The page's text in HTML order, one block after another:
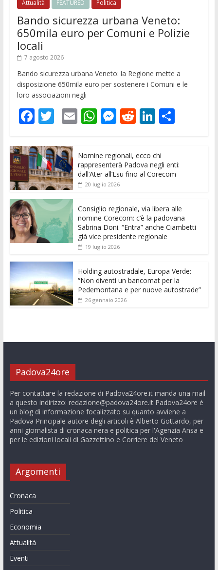
Attualità FEATURED Politica
Bando sicurezza urbana Veneto:
650mila euro per Comuni e Polizie
locali
7 agosto 2026
Bando sicurezza urbana Veneto: la Regione mette a
disposizione 650mila euro per sostenere i Comuni e le
loro associazioni negli
F
e
b
o
o
k
T
itt
er
E
l
W
s
A
p
p
M
ss
e
n
er
R
di
t
Li
k
e
dI
C
di
vi
Nomine regionali, ecco chi
rappresenterà Padova negli enti:
dall’Ater all’Esu fino al Corecom
20 luglio 2026
Consiglio regionale, via libera alle
nomine Corecom: c’è la padovana
Sabrina Doni. “Entra” anche Ciambetti
già vice presidente regionale
19 luglio 2026
Holding autostradale, Europa Verde:
“Non diventi un bancomat per la
Pedemontana e per nuove autostrade”
26 gennaio 2026
Padova24ore
Per contattare la redazione di Padova24ore.it manda una mail
a questo indirizzo: redazione@padova24ore.itPadova24ore è
un blog di informazione focalizzato su quanto avviene a
Padova Principale autore degli articoli è Alberto Gottardo, per
anni giornalista di cronaca nera e politica per l'Agenzia Ansa e
per le edizioni locali di Gazzettino e Corriere del Veneto
Argomenti
Cronaca
Politica
Economia
Attualità
Eventi